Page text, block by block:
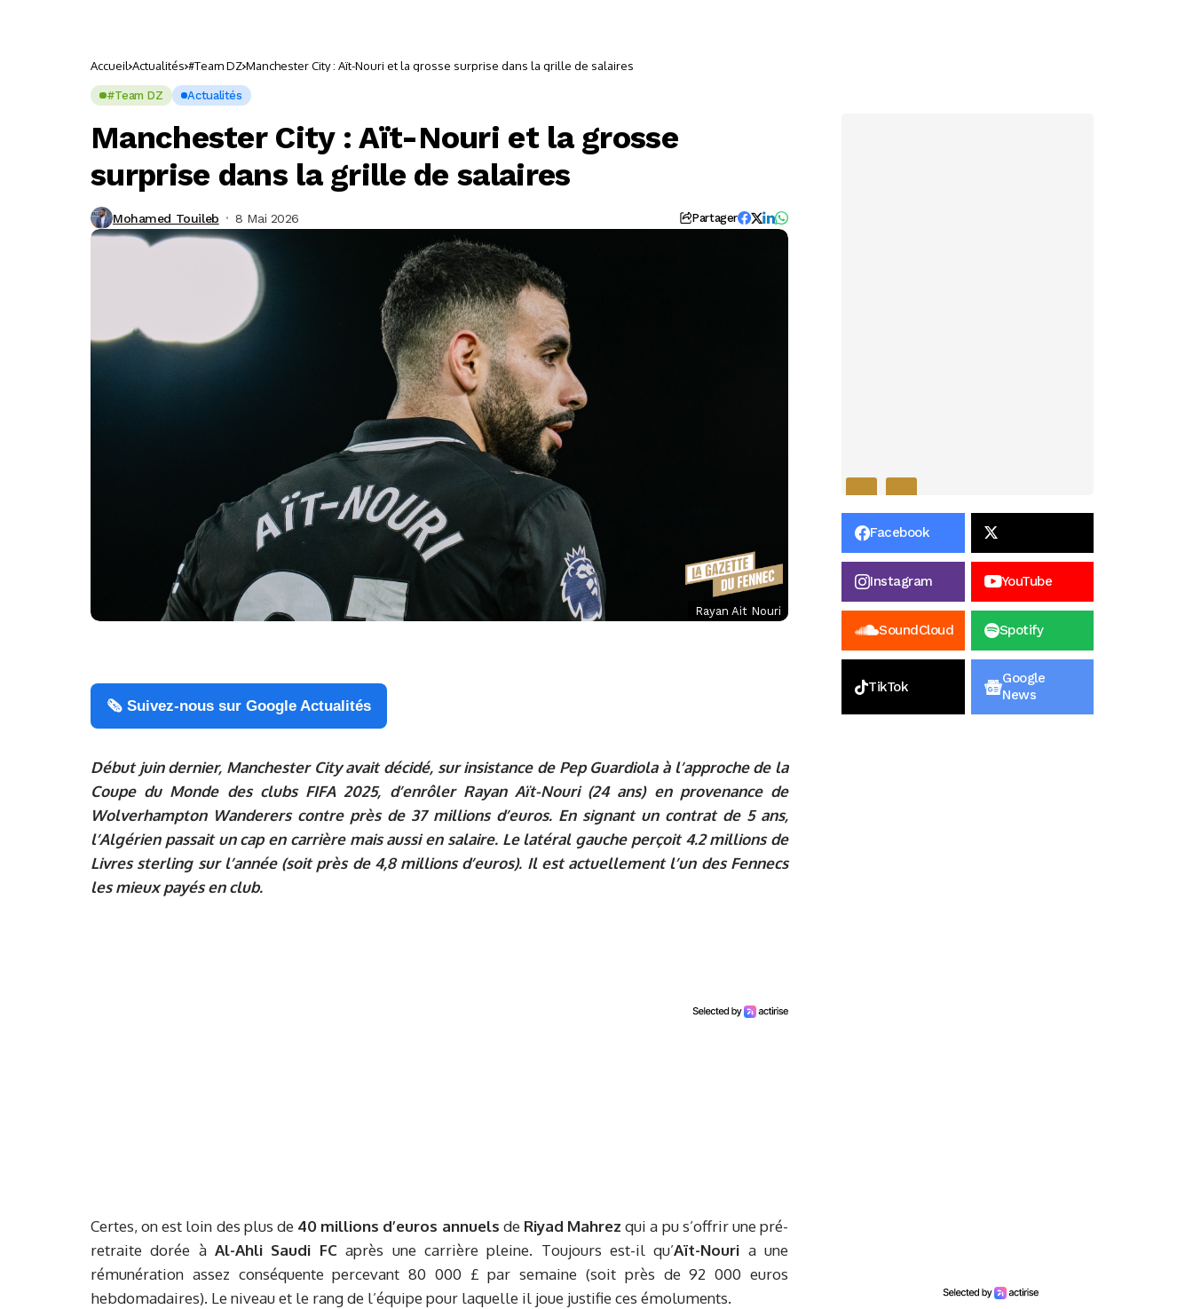
Accueil Actualités #Team DZ Manchester City : Aït-Nouri et la grosse surprise dans la grille de salaires
#Team DZ Actualités
Manchester City : Aït-Nouri et la grosse
surprise dans la grille de salaires
Mohamed Touileb 8 Mai 2026 Partager
Rayan Ait Nouri
🗞️ Suivez-nous sur Google Actualités
Début juin dernier, Manchester City avait décidé, sur insistance de Pep Guardiola à l’approche de la
Coupe du Monde des clubs FIFA 2025, d’enrôler Rayan Aït-Nouri (24 ans) en provenance de
Wolverhampton Wanderers contre près de 37 millions d’euros. En signant un contrat de 5 ans,
l’Algérien passait un cap en carrière mais aussi en salaire. Le latéral gauche perçoit 4.2 millions de
Livres sterling sur l’année (soit près de 4,8 millions d’euros). Il est actuellement l’un des Fennecs
les mieux payés en club.
Certes, on est loin des plus de 40 millions d’euros annuels de Riyad Mahrez qui a pu s’offrir une pré-
retraite dorée àAl-Ahli Saudi FC après une carrière pleine. Toujours est-il qu’Aït-Nouri a une
rémunération assez conséquente percevant 80 000 £ par semaine (soit près de 92 000 euros
hebdomadaires). Le niveau et le rang de l’équipe pour laquelle il joue justifie ces émoluments.
Facebook
Instagram YouTube
SoundCloud Spotify
TikTok
Google
News